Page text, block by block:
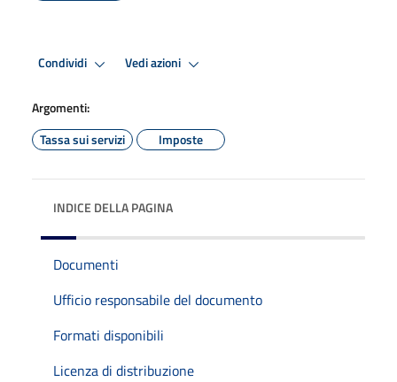
Condividi Vedi azioni
Argomenti:
Tassa sui servizi
Imposte
INDICE DELLA PAGINA
Documenti
Ufficio responsabile del documento
Formati disponibili
Licenza di distribuzione